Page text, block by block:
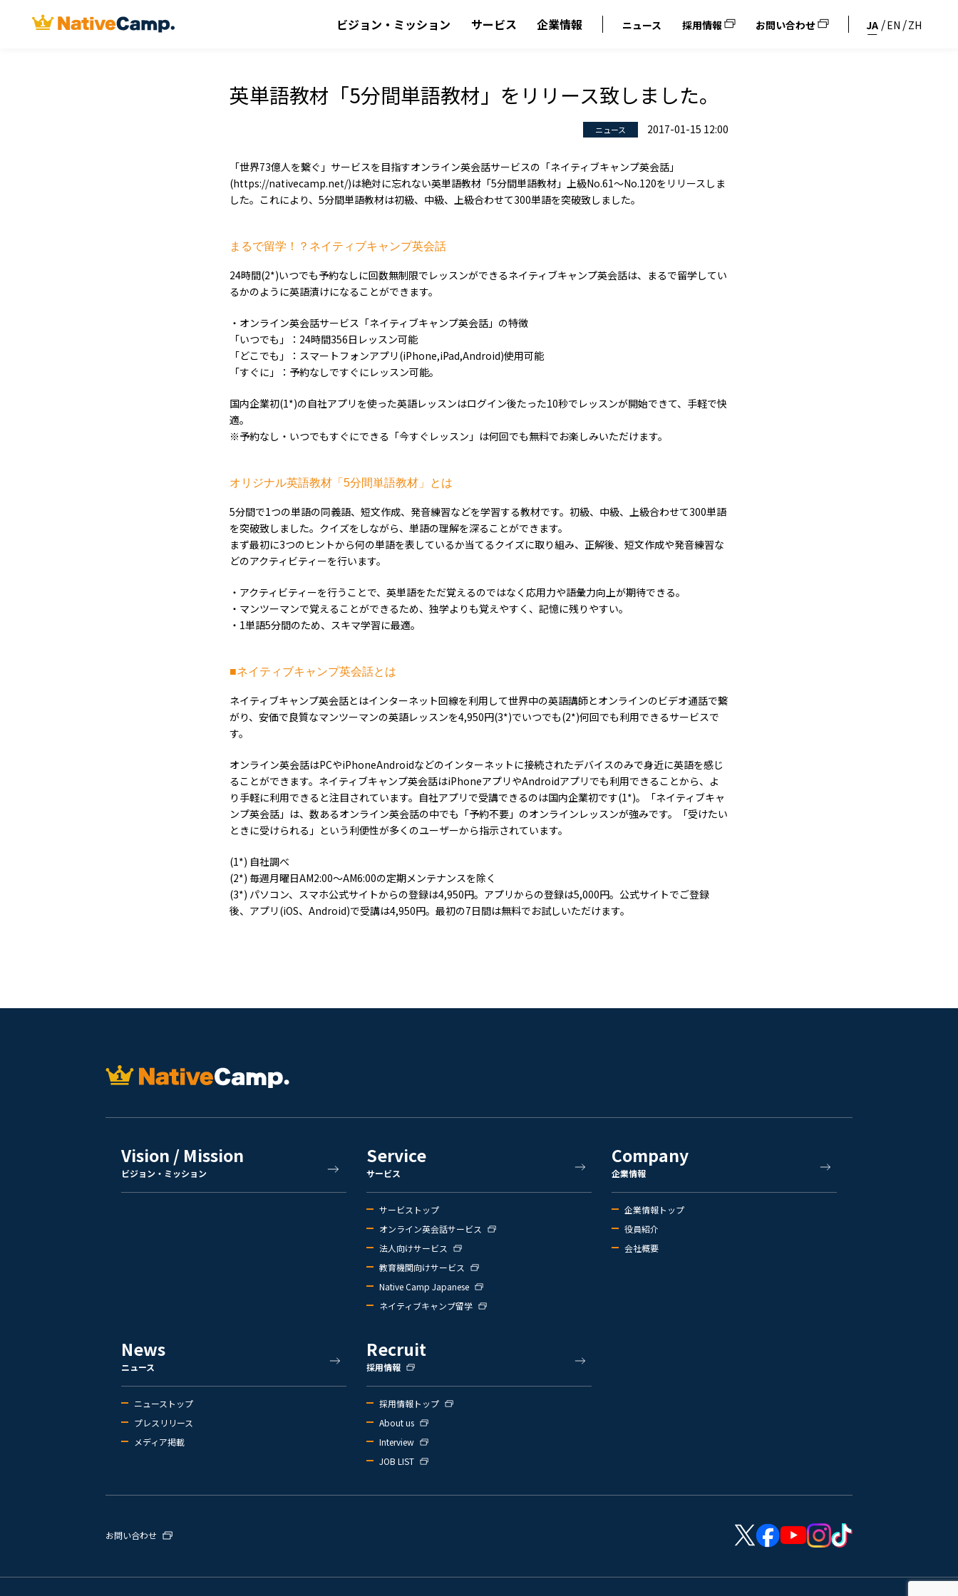
ビジョン・ミッション サービス 企業情報 ニュース 採用情報 お問い合わせ JA EN ZH
英単語教材「5分間単語教材」をリリース致しました。
ニュース 2017-01-15 12:00
「世界73億人を繋ぐ」サービスを目指すオンライン英会話サービスの「ネイティブキャンプ英会話」
(https://nativecamp.net/)は絶対に忘れない英単語教材「5分間単語教材」上級No.61～No.120をリリースしま
した。これにより、5分間単語教材は初級、中級、上級合わせて300単語を突破致しました。
まるで留学！？ネイティブキャンプ英会話
24時間(2*)いつでも予約なしに回数無制限でレッスンができるネイティブキャンプ英会話は、まるで留学してい
るかのように英語漬けになることができます。
・オンライン英会話サービス「ネイティブキャンプ英会話」の特徴
「いつでも」：24時間356日レッスン可能
「どこでも」：スマートフォンアプリ(iPhone,iPad,Android)使用可能
「すぐに」：予約なしですぐにレッスン可能。
国内企業初(1*)の自社アプリを使った英語レッスンはログイン後たった10秒でレッスンが開始できて、手軽で快
適。
※予約なし・いつでもすぐにできる「今すぐレッスン」は何回でも無料でお楽しみいただけます。
オリジナル英語教材「5分間単語教材」とは
5分間で1つの単語の同義語、短文作成、発音練習などを学習する教材です。初級、中級、上級合わせて300単語
を突破致しました。クイズをしながら、単語の理解を深ることができます。
まず最初に3つのヒントから何の単語を表しているか当てるクイズに取り組み、正解後、短文作成や発音練習な
どのアクティビティーを行います。
・アクティビティーを行うことで、英単語をただ覚えるのではなく応用力や語彙力向上が期待できる。
・マンツーマンで覚えることができるため、独学よりも覚えやすく、記憶に残りやすい。
・1単語5分間のため、スキマ学習に最適。
■ネイティブキャンプ英会話とは
ネイティブキャンプ英会話とはインターネット回線を利用して世界中の英語講師とオンラインのビデオ通話で繋
がり、安価で良質なマンツーマンの英語レッスンを4,950円(3*)でいつでも(2*)何回でも利用できるサービスで
す。
オンライン英会話はPCやiPhoneAndroidなどのインターネットに接続されたデバイスのみで身近に英語を感じ
ることができます。ネイティブキャンプ英会話はiPhoneアプリやAndroidアプリでも利用できることから、よ
り手軽に利用できると注目されています。自社アプリで受講できるのは国内企業初です(1*)。「ネイティブキャ
ンプ英会話」は、数あるオンライン英会話の中でも「予約不要」のオンラインレッスンが強みです。「受けたい
ときに受けられる」という利便性が多くのユーザーから指示されています。
(1*) 自社調べ
(2*) 毎週月曜日AM2:00～AM6:00の定期メンテナンスを除く
(3*) パソコン、スマホ公式サイトからの登録は4,950円。アプリからの登録は5,000円。公式サイトでご登録
後、アプリ(iOS、Android)で受講は4,950円。最初の7日間は無料でお試しいただけます。
Vision / Mission
ビジョン・ミッション
Service
サービス
サービストップ
オンライン英会話サービス
法人向けサービス
教育機関向けサービス
Native Camp Japanese
ネイティブキャンプ留学
Company
企業情報
企業情報トップ
役員紹介
会社概要
News
ニュース
ニューストップ
プレスリリース
メディア掲載
Recruit
採用情報
採用情報トップ
About us
Interview
JOB LIST
お問い合わせ